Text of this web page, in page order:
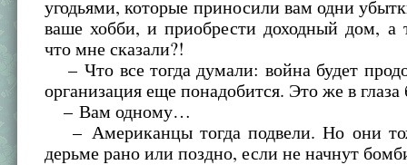
угодьями, которые приносили вам одни
ваше хобби, и приобрести доходный дом,
что мне сказали?!
– Что все тогда думали: война будет
организация еще понадобится. Это же в глаза
– Вам одному…
– Американцы тогда подвели. Но они
дерьме рано или поздно, если не начнут